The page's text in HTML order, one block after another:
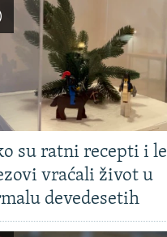
su ratni recepti i
vraćali život u
devedesetih